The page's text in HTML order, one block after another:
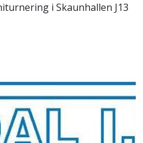
i Skaunhallen J13